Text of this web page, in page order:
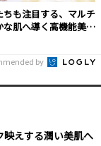
ちも注目する、マルチ
な肌へ導く高機能美容
by
えする潤い美肌へ